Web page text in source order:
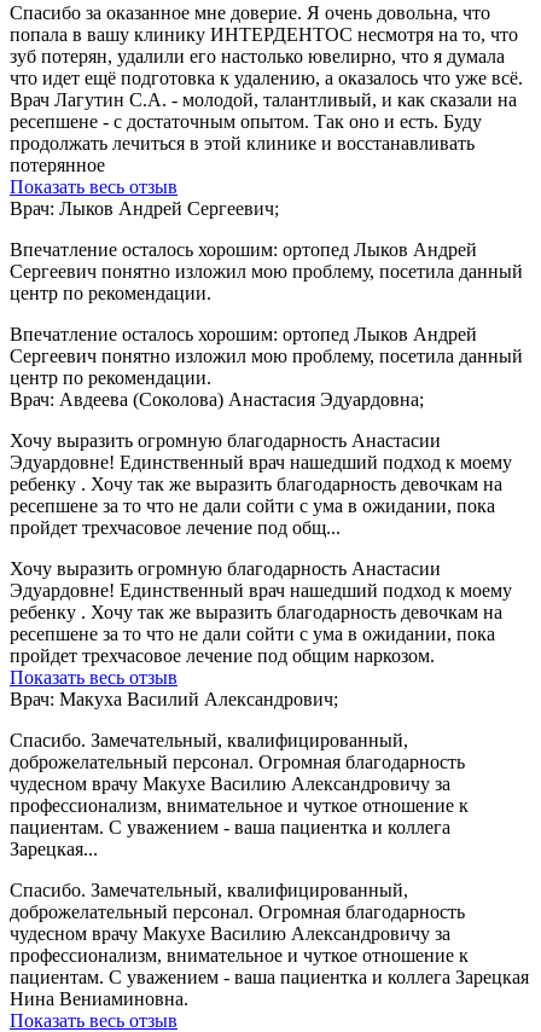
Спасибо за оказанное мне доверие. Я очень довольна, что
попала в вашу клинику ИНТЕРДЕНТОС несмотря на то, что
зуб потерян, удалили его настолько ювелирно, что я думала
что идет ещё подготовка к удалению, а оказалось что уже всё.
Врач Лагутин С.А. - молодой, талантливый, и как сказали на
ресепшене - с достаточным опытом. Так оно и есть. Буду
продолжать лечиться в этой клинике и восстанавливать
потерянное
Показать весь отзыв
Врач: Лыков Андрей Сергеевич;
Впечатление осталось хорошим: ортопед Лыков Андрей
Сергеевич понятно изложил мою проблему, посетила данный
центр по рекомендации.
Впечатление осталось хорошим: ортопед Лыков Андрей
Сергеевич понятно изложил мою проблему, посетила данный
центр по рекомендации.
Врач: Авдеева (Соколова) Анастасия Эдуардовна;
Хочу выразить огромную благодарность Анастасии
Эдуардовне! Единственный врач нашедший подход к моему
ребенку . Хочу так же выразить благодарность девочкам на
ресепшене за то что не дали сойти с ума в ожидании, пока
пройдет трехчасовое лечение под общ...
Хочу выразить огромную благодарность Анастасии
Эдуардовне! Единственный врач нашедший подход к моему
ребенку . Хочу так же выразить благодарность девочкам на
ресепшене за то что не дали сойти с ума в ожидании, пока
пройдет трехчасовое лечение под общим наркозом.
Показать весь отзыв
Врач: Макуха Василий Александрович;
Спасибо. Замечательный, квалифицированный,
доброжелательный персонал. Огромная благодарность
чудесном врачу Макухе Василию Александровичу за
профессионализм, внимательное и чуткое отношение к
пациентам. С уважением - ваша пациентка и коллега
Зарецкая...
Спасибо. Замечательный, квалифицированный,
доброжелательный персонал. Огромная благодарность
чудесном врачу Макухе Василию Александровичу за
профессионализм, внимательное и чуткое отношение к
пациентам. С уважением - ваша пациентка и коллега Зарецкая
Нина Вениаминовна.
Показать весь отзыв